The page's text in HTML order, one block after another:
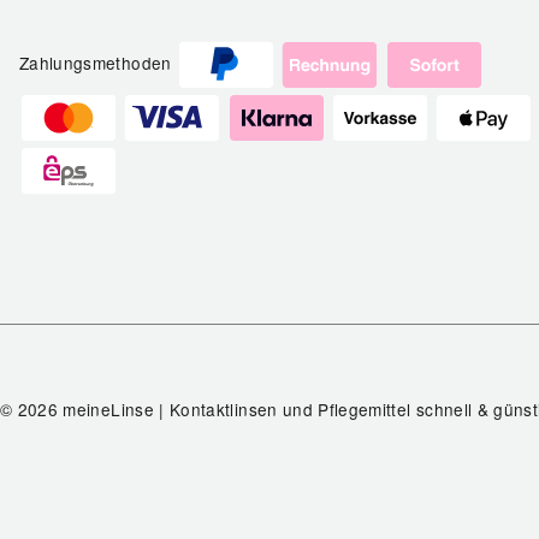
Zahlungsmethoden
© 2026 meineLinse | Kontaktlinsen und Pflegemittel schnell &